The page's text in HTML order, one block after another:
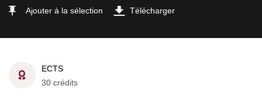
Ajouter à la sélection Télécharger
ECTS
30 crédits